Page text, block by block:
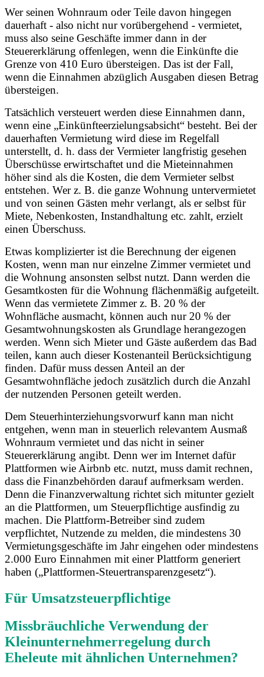
Wer seinen Wohnraum oder Teile davon hingegen
dauerhaft - also nicht nur vorübergehend - vermietet,
muss also seine Geschäfte immer dann in der
Steuererklärung offenlegen, wenn die Einkünfte die
Grenze von 410 Euro übersteigen. Das ist der Fall,
wenn die Einnahmen abzüglich Ausgaben diesen Betrag
übersteigen.
Tatsächlich versteuert werden diese Einnahmen dann,
wenn eine „Einkünfteerzielungsabsicht“ besteht. Bei der
dauerhaften Vermietung wird diese im Regelfall
unterstellt, d. h. dass der Vermieter langfristig gesehen
Überschüsse erwirtschaftet und die Mieteinnahmen
höher sind als die Kosten, die dem Vermieter selbst
entstehen. Wer z. B. die ganze Wohnung untervermietet
und von seinen Gästen mehr verlangt, als er selbst für
Miete, Nebenkosten, Instandhaltung etc. zahlt, erzielt
einen Überschuss.
Etwas komplizierter ist die Berechnung der eigenen
Kosten, wenn man nur einzelne Zimmer vermietet und
die Wohnung ansonsten selbst nutzt. Dann werden die
Gesamtkosten für die Wohnung flächenmäßig aufgeteilt.
Wenn das vermietete Zimmer z. B. 20 % der
Wohnfläche ausmacht, können auch nur 20 % der
Gesamtwohnungskosten als Grundlage herangezogen
werden. Wenn sich Mieter und Gäste außerdem das Bad
teilen, kann auch dieser Kostenanteil Berücksichtigung
finden. Dafür muss dessen Anteil an der
Gesamtwohnfläche jedoch zusätzlich durch die Anzahl
der nutzenden Personen geteilt werden.
Dem Steuerhinterziehungsvorwurf kann man nicht
entgehen, wenn man in steuerlich relevantem Ausmaß
Wohnraum vermietet und das nicht in seiner
Steuererklärung angibt. Denn wer im Internet dafür
Plattformen wie Airbnb etc. nutzt, muss damit rechnen,
dass die Finanzbehörden darauf aufmerksam werden.
Denn die Finanzverwaltung richtet sich mitunter gezielt
an die Plattformen, um Steuerpflichtige ausfindig zu
machen. Die Plattform-Betreiber sind zudem
verpflichtet, Nutzende zu melden, die mindestens 30
Vermietungsgeschäfte im Jahr eingehen oder mindestens
2.000 Euro Einnahmen mit einer Plattform generiert
haben („Plattformen-Steuertransparenzgesetz“).
Für Umsatzsteuerpflichtige
Missbräuchliche Verwendung der
Kleinunternehmerregelung durch
Eheleute mit ähnlichen Unternehmen?